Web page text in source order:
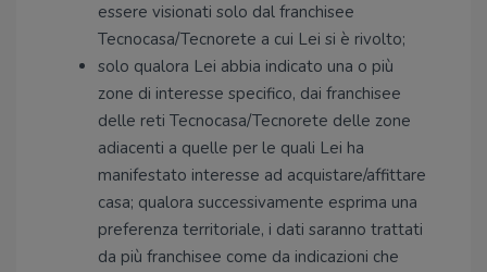
essere visionati solo dal franchisee
Tecnocasa/Tecnorete a cui Lei si è rivolto;
solo qualora Lei abbia indicato una o più
zone di interesse specifico, dai franchisee
delle reti Tecnocasa/Tecnorete delle zone
adiacenti a quelle per le quali Lei ha
manifestato interesse ad acquistare/affittare
casa; qualora successivamente esprima una
preferenza territoriale, i dati saranno trattati
da più franchisee come da indicazioni che